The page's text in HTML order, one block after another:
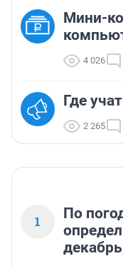
Мини-
4 026
Где
2 265
1
По